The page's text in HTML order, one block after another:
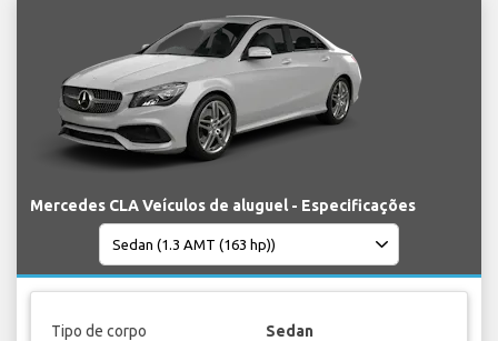
Mercedes CLA Veículos de aluguel - Especificações
Tipo de corpo Sedan